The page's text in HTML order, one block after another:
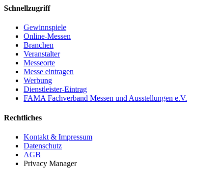
Schnellzugriff
Gewinnspiele
Online-Messen
Branchen
Veranstalter
Messeorte
Messe eintragen
Werbung
Dienstleister-Eintrag
FAMA Fachverband Messen und Ausstellungen e.V.
Rechtliches
Kontakt & Impressum
Datenschutz
AGB
Privacy Manager